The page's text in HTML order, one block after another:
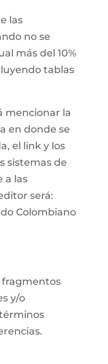
las
no se
más del 10%
tablas
mencionar la
en donde se
el link y los
sistemas de
a las
será:
Colombiano
fragmentos
y/o